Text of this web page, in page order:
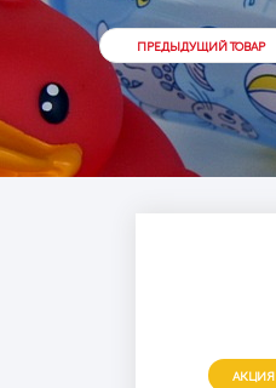
ПРЕДЫДУЩИЙ ТОВАР
АКЦИЯ